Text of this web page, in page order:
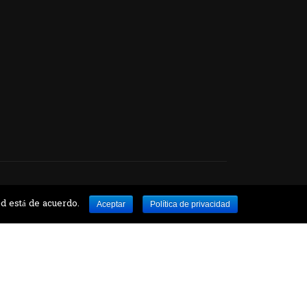
está de acuerdo. Aceptar Política de privacidad